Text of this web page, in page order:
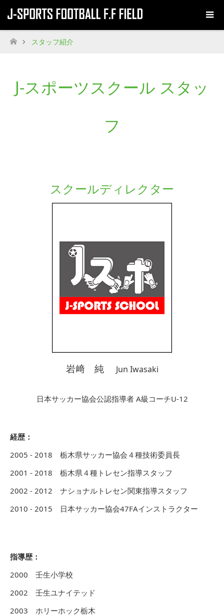
ホーム
スタッフ紹介
J-スポーツスクール スタッ
フ
スクールディレクター
岩﨑 純 Jun Iwasaki
日本サッカー協会公認指導者 A級コーチU-12
経歴：
2005 - 2018 栃木県サッカー協会４種技術委員長
2001 - 2018 栃木県４種トレセン指導スタッフ
2002 - 2012 ナショナルトレセン関東指導スタッフ
2010 - 2015 日本サッカー協会47FAインストラクター
指導歴：
2000 壬生小学校
2002 壬生ユナイテッド
2003 ホリーホック栃木